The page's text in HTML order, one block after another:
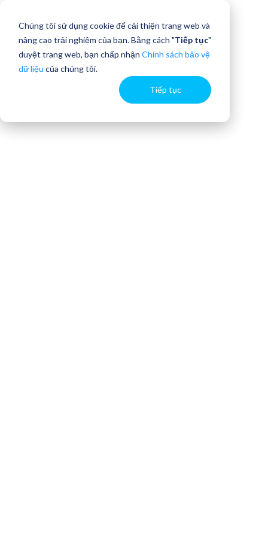
Chúng tôi sử dụng cookie để cải thiện trang web và
nâng cao trải nghiệm của bạn. Bằng cách "Tiếp tục"
duyệt trang web, bạn chấp nhận Chính sách bảo vệ
dữ liệu của chúng tôi.
Tiếp tục